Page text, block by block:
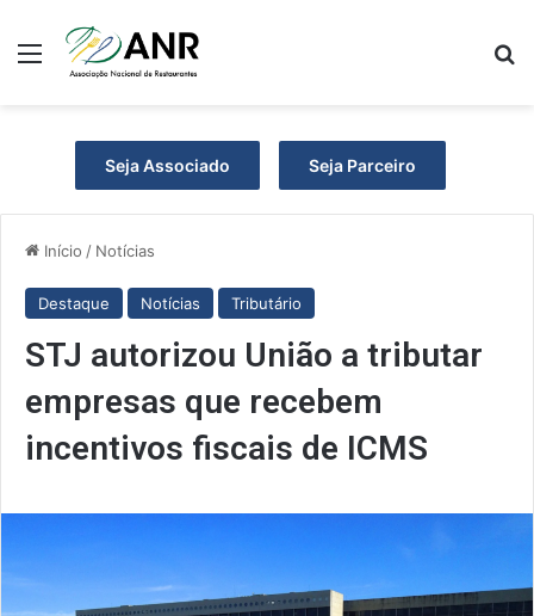
Menu
Seja Associado Seja Parceiro
Início / Notícias
Destaque Notícias Tributário
STJ autorizou União a tributar
empresas que recebem
incentivos fiscais de ICMS